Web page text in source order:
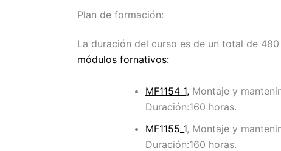
Plan de formación:
La duración del curso es de un total de
módulos fornativos:
MF1154_1,Montaje y
Duración:160 horas.
MF1155_1, Montaje y
Duración:160 horas.